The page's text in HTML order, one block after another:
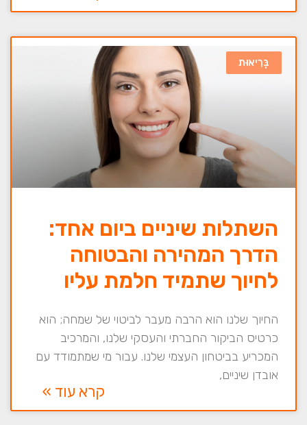
בְּרִיאוּת
השתלות שיניים ביום אחד:
הדרך המהירה והבטוחה
לחיוך שתמיד חלמת עליו
החיוך שלנו הוא הרבה מעבר לביטוי של שמחה; הוא
כרטיס הביקור החברתי והעסקי שלנו, והמרכיב
המכריע בביטחון העצמי שלנו. עבור מי שמתמודד עם
אובדן שיניים,
קרא עוד »